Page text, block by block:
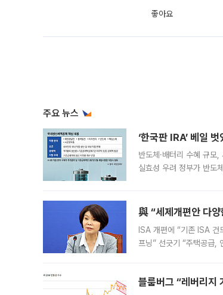
좋아요
주요 뉴스
‘한국판 IRA’ 베일
반도체·배터리 수혜 규
실효성 우려 정부가 반도
與 “세제개편안 다
ISA 개편에 “기존 ISA 건
프닝” 선긋기 “주택공급,
블룸버그 “레버리지